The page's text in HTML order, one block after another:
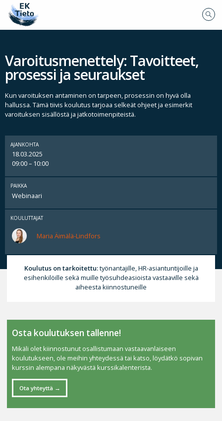
Varoitusmenettely: Tavoitteet,
prosessi ja seuraukset
Kun varoituksen antaminen on tarpeen, prosessin on hyvä olla
hallussa. Tämä tiivis koulutus tarjoaa selkeät ohjeet ja esimerkit
varoituksen sisällöstä ja jatkotoimenpiteistä.
AJANKOHTA
18.03.2025
09:00 – 10:00
PAIKKA
Webinaari
KOULUTTAJAT
Maria Äimälä-Lindfors
Koulutus on tarkoitettu:työnantajille, HR-asiantuntijoille ja
esihenkilöille sekä muille työsuhdeasioista vastaaville sekä
aiheesta kiinnostuneille
Osta koulutuksen tallenne!
Mikäli olet kiinnostunut osallistumaan vastaavanlaiseen
koulutukseen, ole meihin yhteydessä tai katso, löydätkö sopivan
kurssin alempana näkyvästä kurssikalenterista.
Ota yhteyttä